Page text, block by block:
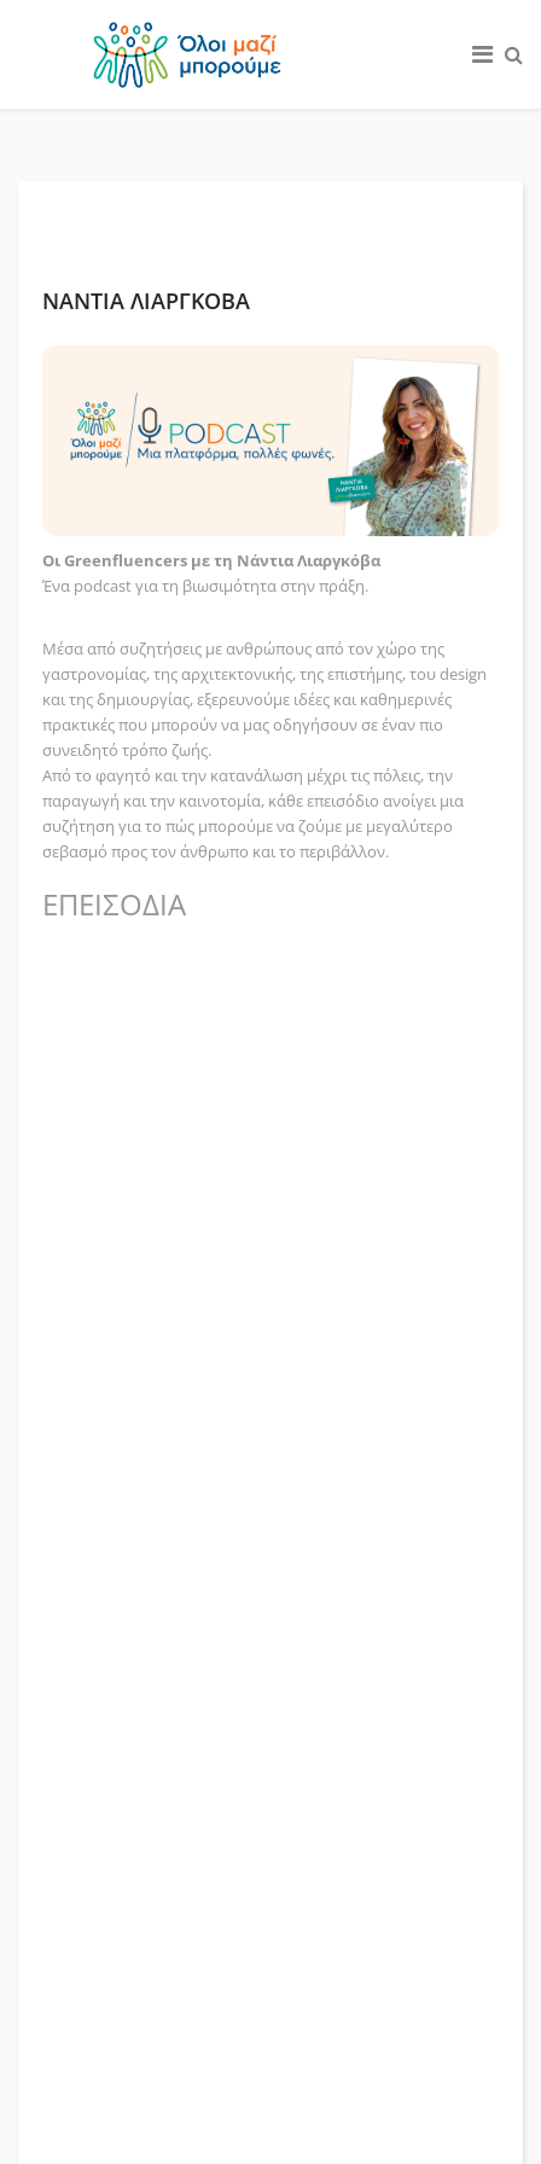
ΝΑΝΤΙΑ ΛΙΑΡΓΚΟΒΑ
Οι Greenfluencers με τη Νάντια Λιαργκόβα
Ένα podcast για τη βιωσιμότητα στην πράξη.
Μέσα από συζητήσεις με ανθρώπους από τον χώρο της
γαστρονομίας, της αρχιτεκτονικής, της επιστήμης, του design
και της δημιουργίας, εξερευνούμε ιδέες και καθημερινές
πρακτικές που μπορούν να μας οδηγήσουν σε έναν πιο
συνειδητό τρόπο ζωής.
Από το φαγητό και την κατανάλωση μέχρι τις πόλεις, την
παραγωγή και την καινοτομία, κάθε επεισόδιο ανοίγει μια
συζήτηση για το πώς μπορούμε να ζούμε με μεγαλύτερο
σεβασμό προς τον άνθρωπο και το περιβάλλον.
ΕΠΕΙΣΟΔΙΑ